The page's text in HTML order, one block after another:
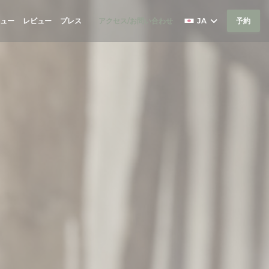
ー レビュー プレス ((新しいウィンドウで開きます))
アクセス/お問い合わせ JA 予約